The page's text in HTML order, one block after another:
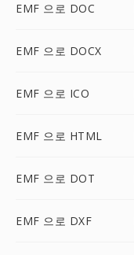
EMF 으로 DOC
EMF 으로 DOCX
EMF 으로 ICO
EMF 으로 HTML
EMF 으로 DOT
EMF 으로 DXF